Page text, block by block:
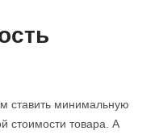
ставить минимальную
стоимости товара. А